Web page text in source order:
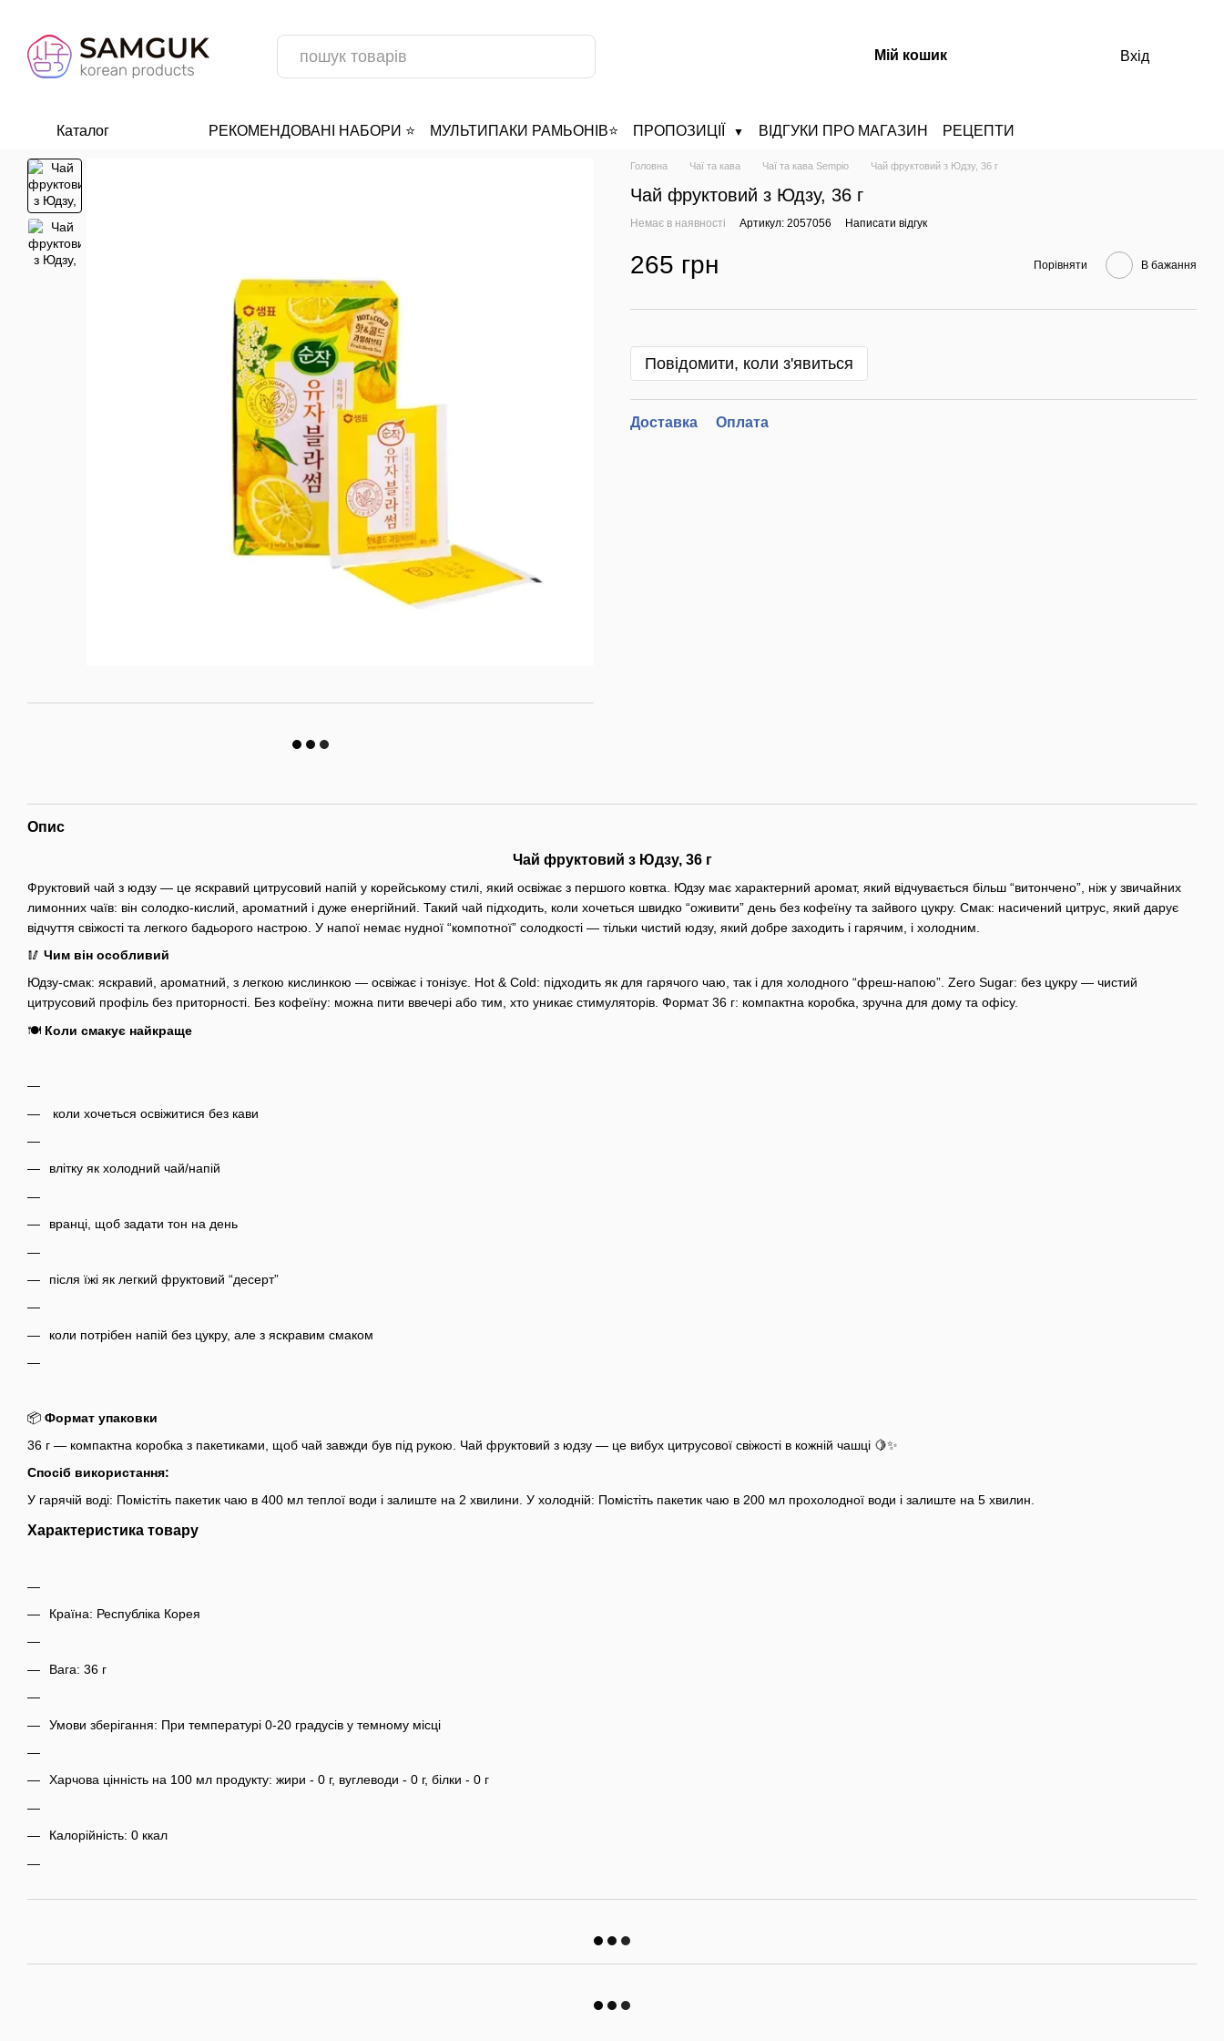
Мій кошик Вхід
Каталог РЕКОМЕНДОВАНІ НАБОРИ ⭐️ МУЛЬТИПАКИ РАМЬОНІВ⭐ ПРОПОЗИЦІЇ ▼ ВІДГУКИ ПРО МАГАЗИН РЕЦЕПТИ
Головна Чаї та кава Чаї та кава Sempio Чай фруктовий з Юдзу, 36 г
Чай фруктовий з Юдзу, 36 г
Немає в наявності Артикул: 2057056 Написати відгук
265 грн Порівняти В бажання
Повідомити, коли з'явиться
Доставка Оплата
Опис
Чай фруктовий з Юдзу, 36 г
Фруктовий чай з юдзу — це яскравий цитрусовий напій у корейському стилі, який освіжає з першого ковтка. Юдзу має характерний аромат, який відчувається більш “витончено”, ніж у звичайних
лимонних чаїв: він солодко-кислий, ароматний і дуже енергійний. Такий чай підходить, коли хочеться швидко “оживити” день без кофеїну та зайвого цукру. Смак: насичений цитрус, який дарує
відчуття свіжості та легкого бадьорого настрою. У напої немає нудної “компотної” солодкості — тільки чистий юдзу, який добре заходить і гарячим, і холодним.
🥢 Чим він особливий
Юдзу-смак: яскравий, ароматний, з легкою кислинкою — освіжає і тонізує. Hot & Cold: підходить як для гарячого чаю, так і для холодного “фреш-напою”. Zero Sugar: без цукру — чистий
цитрусовий профіль без приторності. Без кофеїну: можна пити ввечері або тим, хто уникає стимуляторів. Формат 36 г: компактна коробка, зручна для дому та офісу.
🍽️ Коли смакує найкраще
коли хочеться освіжитися без кави
влітку як холодний чай/напій
вранці, щоб задати тон на день
після їжі як легкий фруктовий “десерт”
коли потрібен напій без цукру, але з яскравим смаком
📦 Формат упаковки
36 г — компактна коробка з пакетиками, щоб чай завжди був під рукою.
Чай фруктовий з юдзу — це вибух цитрусової свіжості в кожній чашці 🍋✨
Спосіб використання:
У гарячій воді: Помістіть пакетик чаю в 400 мл теплої води і залиште на 2 хвилини. У холодній: Помістіть пакетик чаю в 200 мл прохолодної води і залиште на 5 хвилин.
Характеристика товару
Країна: Республіка Корея
Вага: 36 г
Умови зберігання: При температурі 0-20 градусів у темному місці
Харчова цінність на 100 мл продукту: жири - 0 г, вуглеводи - 0 г, білки - 0 г
Калорійність: 0 ккал